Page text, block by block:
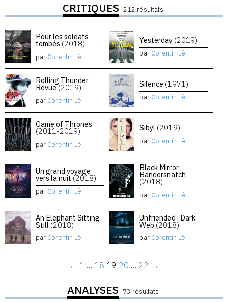
CRITIQUES 212 résultats
Pour les soldats
tombés (2018)
par Corentin Lê
Yesterday (2019)
par Corentin Lê
Rolling Thunder
Revue(2019)
par Corentin Lê
Silence (1971)
par Corentin Lê
Game of Thrones
(2011-2019)
par Corentin Lê
Sibyl (2019)
par Corentin Lê
Un grand voyage
vers la nuit (2018)
par Corentin Lê
Black Mirror :
Bandersnatch
(2018)
par Corentin Lê
An Elephant Sitting
Still (2018)
par Corentin Lê
Unfriended : Dark
Web (2018)
par Corentin Lê
← 1 … 18 19 20 … 22 →
ANALYSES 73 résultats